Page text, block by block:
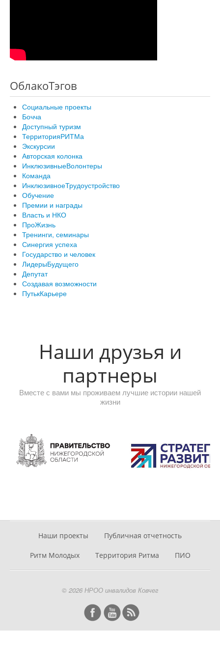
ОблакоТэгов
Социальные проекты
Бочча
Доступный туризм
ТерриторияРИТМа
Экскурсии
Авторская колонка
ИнклюзивныеВолонтеры
Команда
ИнклюзивноеТрудоустройство
Обучение
Премии и награды
Власть и НКО
ПроЖизнь
Тренинги, семинары
Синергия успеха
Государство и человек
ЛидерыБудущего
Депутат
Создавая возможности
ПутькКарьере
Наши друзья и
партнеры
Вместе с вами мы проживаем лучшие истории нашей
жизни
Наши проекты Публичная отчетность
Ритм Молодых Территория Ритма ПИО
© 2026 НРОО инвалидов Ковчег